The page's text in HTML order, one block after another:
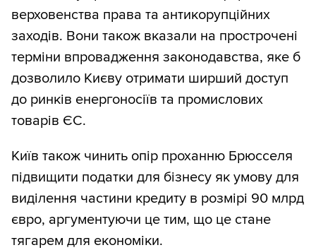
верховенства права та антикорупційних
заходів. Вони також вказали на прострочені
терміни впровадження законодавства, яке б
дозволило Києву отримати ширший доступ
до ринків енергоносіїв та промислових
товарів ЄС.
Київ також чинить опір проханню Брюсселя
підвищити податки для бізнесу як умову для
виділення частини кредиту в розмірі 90 млрд
євро, аргументуючи це тим, що це стане
тягарем для економіки.